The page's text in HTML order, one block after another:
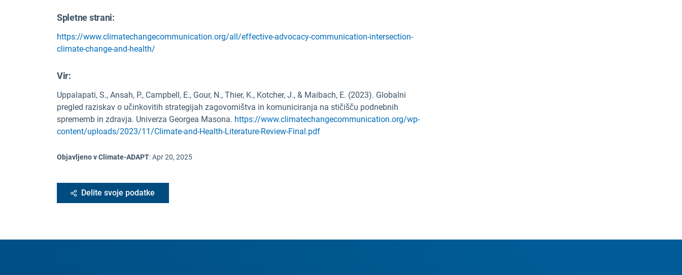
Spletne strani:
https://www.climatechangecommunication.org/all/effective-advocacy-communication-intersection-
climate-change-and-health/
Vir:
Uppalapati, S., Ansah, P., Campbell, E., Gour, N., Thier, K., Kotcher, J., & Maibach, E. (2023). Globalni
pregled raziskav o učinkovitih strategijah zagovorništva in komuniciranja na stičišču podnebnih
sprememb in zdravja. Univerza Georgea Masona. https://www.climatechangecommunication.org/wp-
content/uploads/2023/11/Climate-and-Health-Literature-Review-Final.pdf
Objavljeno v Climate-ADAPT:Apr 20, 2025
Delite svoje podatke